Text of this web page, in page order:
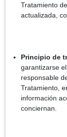
Tratamiento
actualizada,
Principio de
garantizarse
responsable
Tratamiento,
información
conciernan.